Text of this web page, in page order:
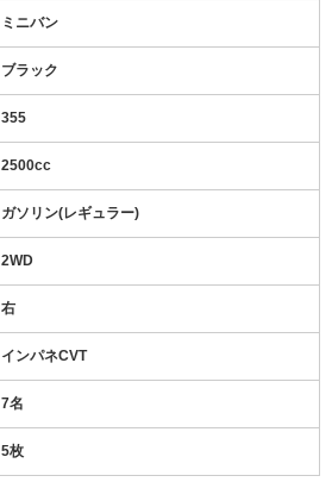
ミニバン
ブラック
355
2500cc
ガソリン(レギュラー)
2WD
右
インパネCVT
7名
5枚